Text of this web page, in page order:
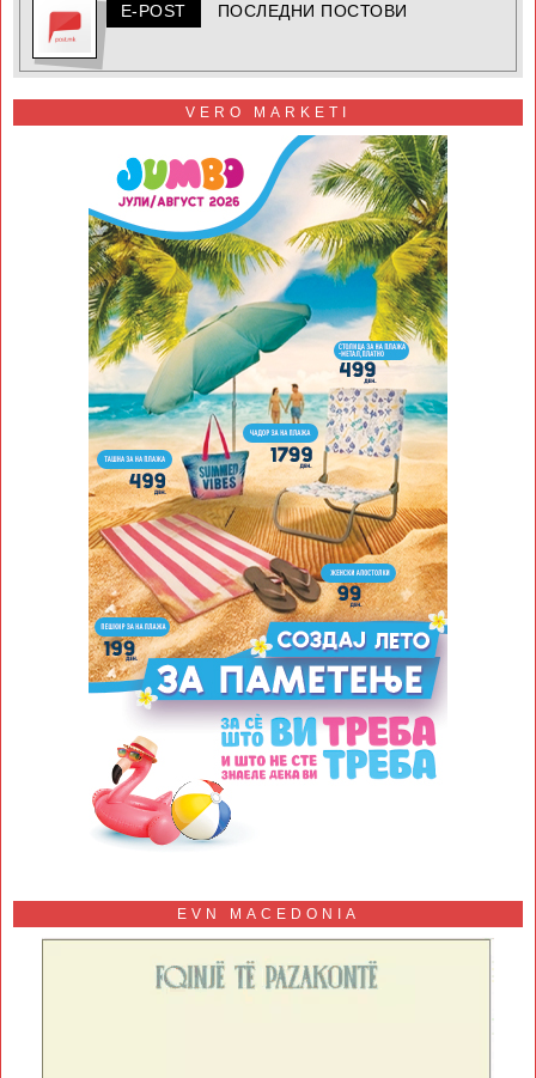
E-POST ПОСЛЕДНИ ПОСТОВИ
VERO MARKETI
EVN MACEDONIA